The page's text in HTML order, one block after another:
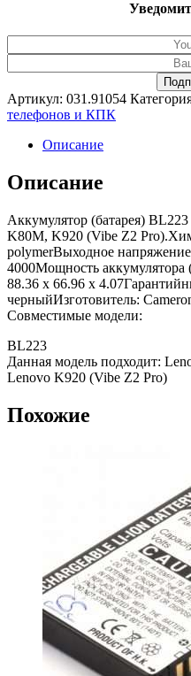
Артикул: 031.91054
телефонов и КПК
Описание
Описание
Аккумулятор (батарея)
K80M, K920 (Vibe Z2
polymerВыходное
4000Мощность аккумулятора
88.36 x 66.96 x
черныйИзготовитель:
Совместимые модели:
BL223
Данная модель подходит:
Lenovo K920 (Vibe Z2 Pro)
Похожие